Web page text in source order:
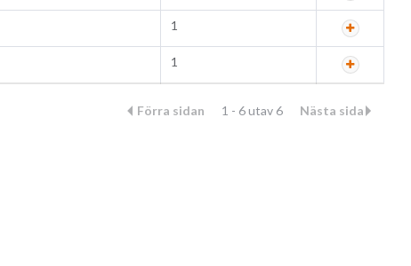
1
1
Förra sidan 1 - 6 utav 6 Nästa sida